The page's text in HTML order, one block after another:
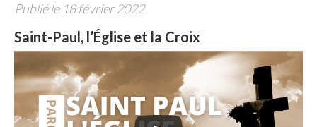
Publié le 18 février 2022
Saint-Paul, l’Église et la Croix